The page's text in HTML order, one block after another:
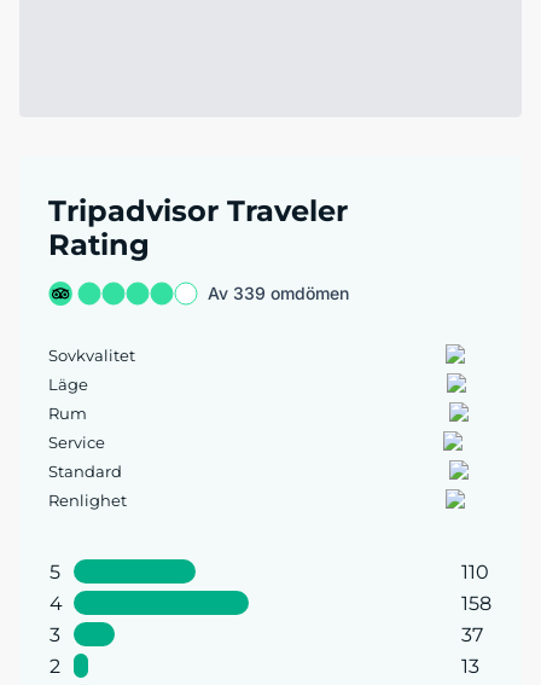
Tripadvisor Traveler
Rating
Av 339 omdömen
Sovkvalitet
Läge
Rum
Service
Standard
Renlighet
5
110
4
158
3
37
2
13